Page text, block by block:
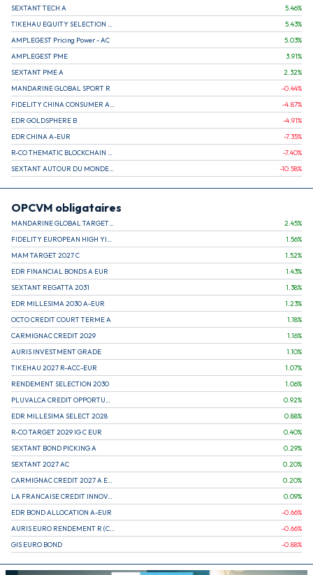
SEXTANT TECH A 5.46%
5.43%
AMPLEGEST Pricing Power - AC
5.03%
AMPLEGEST PME
3.91%
SEXTANT PME A
2.32%
MANDARINE GLOBAL SPORT R
-0.44%
-4.87%
EDR GOLDSPHERE B
-4.91%
EDR CHINA A-EUR
-7.35%
-7.40%
-10.58%
OPCVM obligataires
2.45%
1.56%
MAM TARGET 2027 C
1.52%
EDR FINANCIAL BONDS A EUR
1.43%
SEXTANT REGATTA 2031
1.38%
EDR MILLESIMA 2030 A-EUR
1.23%
OCTO CREDIT COURT TERME A
1.18%
CARMIGNAC CREDIT 2029
1.16%
AURIS INVESTMENT GRADE
1.10%
TIKEHAU 2027 R-ACC-EUR
1.07%
RENDEMENT SELECTION 2030
1.06%
0.92%
EDR MILLESIMA SELECT 2028
0.88%
R-CO TARGET 2029 IG C EUR
0.40%
SEXTANT BOND PICKING A
0.29%
SEXTANT 2027 AC
0.20%
0.20%
LA FRANCAISE CREDIT INNOVATION
0.09%
EDR BOND ALLOCATION A-EUR
-0.66%
-0.66%
GIS EURO BOND
-0.88%